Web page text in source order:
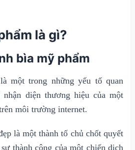
là gì?
bìa mỹ phẩm
một trong những yếu tố quan
diện thương hiệu của một
môi trường internet.
là một thành tố chủ chốt quyết
thành công của một chiến dịch